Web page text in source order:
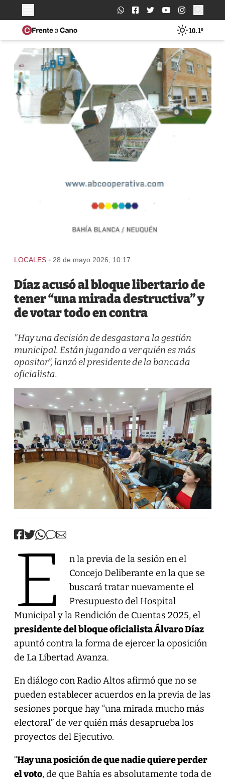
Buscar:
10.1º
LOCALES - 28 de mayo 2026, 10:17
Díaz acusó al bloque libertario de
tener “una mirada destructiva” y
de votar todo en contra
"Hay una decisión de desgastar a la gestión
municipal. Están jugando a ver quién es más
opositor”, lanzó el presidente de la bancada
oficialista.
E
n la previa de la sesión en el
Concejo Deliberante en la que se
buscará tratar nuevamente el
Presupuesto del Hospital
Municipal y la Rendición de Cuentas 2025, el
presidente del bloque oficialista Álvaro Díaz
apuntó contra la forma de ejercer la oposición
de La Libertad Avanza.
En diálogo con Radio Altos afirmó que no se
pueden establecer acuerdos en la previa de las
sesiones porque hay “una mirada mucho más
electoral” de ver quién más desaprueba los
proyectos del Ejecutivo.
“Hay una posición de que nadie quiere perder
el voto, de que Bahía es absolutamente toda de